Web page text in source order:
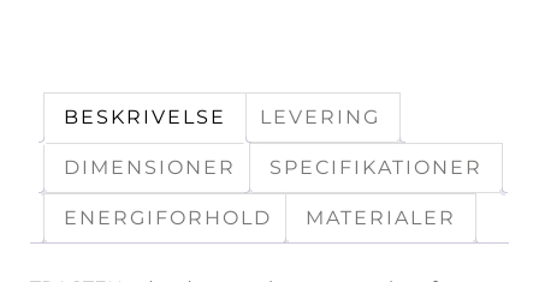
BESKRIVELSE LEVERING
DIMENSIONER SPECIFIKATIONER
ENERGIFORHOLD MATERIALER